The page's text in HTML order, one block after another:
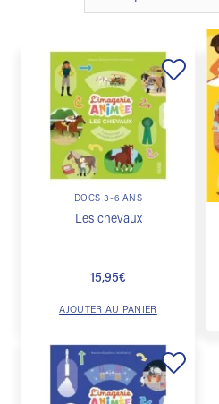
Ajouter
à la
liste de
souhaits
DOCS 3-6 ANS
Les chevaux
15,95€
AJOUTER AU PANIER
Ajouter
à la